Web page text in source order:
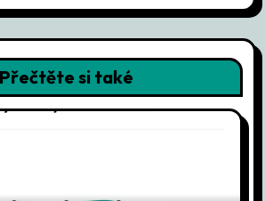
Přečtěte si také